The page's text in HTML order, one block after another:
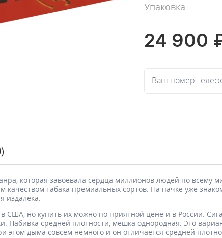
Упаковка
24 900
Ваш номер
которая завоевала сердца миллионов людей по всему
качеством табака премиальных сортов. На пачке уже
издалека.
США, но купить их можно по приятной цене и в России.
Набивка средней плотности, мешка однородная. Это
этом дыма совсем немного и он отличается средней